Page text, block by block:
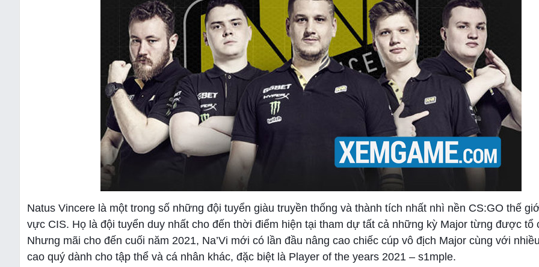
Natus Vincere là một trong số những đội tuyển giàu truyền thống và thành tích nhất nhì nền CS:GO thế
vực CIS. Họ là đội tuyển duy nhất cho đến thời điểm hiện tại tham dự tất cả những kỳ Major từng được tổ
Nhưng mãi cho đến cuối năm 2021, Na’Vi mới có lần đầu nâng cao chiếc cúp vô địch Major cùng với
cao quý dành cho tập thể và cá nhân khác, đặc biệt là Player of the years 2021 – s1mple.